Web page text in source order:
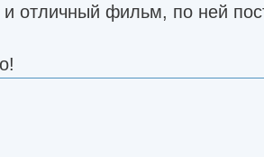
и отличный фильм, по ней